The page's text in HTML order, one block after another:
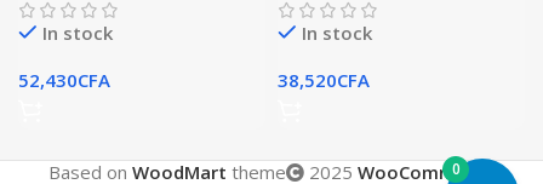
In stock
52,430CFA
In stock
38,520CFA
Based on WoodMart theme 2025 WooCommerce
0